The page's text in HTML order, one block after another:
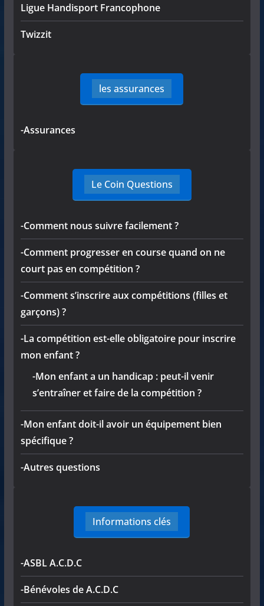
Ligue Handisport Francophone
Twizzit
les assurances
-Assurances
Le Coin Questions
-Comment nous suivre facilement ?
-Comment progresser en course quand on ne
court pas en compétition ?
-Comment s’inscrire aux compétitions (filles et
garçons) ?
-La compétition est-elle obligatoire pour inscrire
mon enfant ?
-Mon enfant a un handicap : peut-il venir
s’entraîner et faire de la compétition ?
-Mon enfant doit-il avoir un équipement bien
spécifique ?
-Autres questions
Informations clés
-ASBL A.C.D.C
-Bénévoles de A.C.D.C